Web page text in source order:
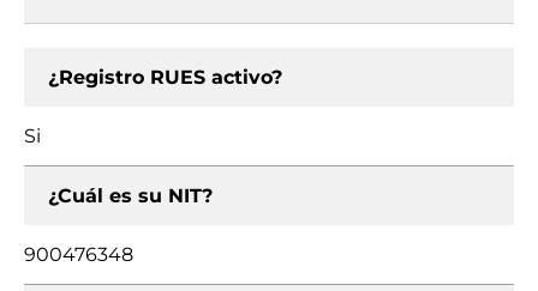
¿Registro RUES activo?
Si
¿Cuál es su NIT?
900476348